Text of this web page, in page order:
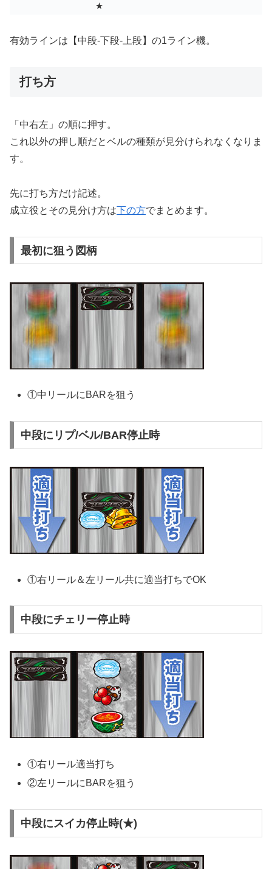
★
有効ラインは【中段‐下段‐上段】の1ライン機。
打ち方
「中右左」の順に押す。
これ以外の押し順だとベルの種類が見分けられなくなりま
す。
先に打ち方だけ記述。
成立役とその見分け方は下の方でまとめます。
最初に狙う図柄
①中リールにBARを狙う
中段にリプ/ベル/BAR停止時
①右リール＆左リール共に適当打ちでOK
中段にチェリー停止時
①右リール適当打ち
②左リールにBARを狙う
中段にスイカ停止時(★)